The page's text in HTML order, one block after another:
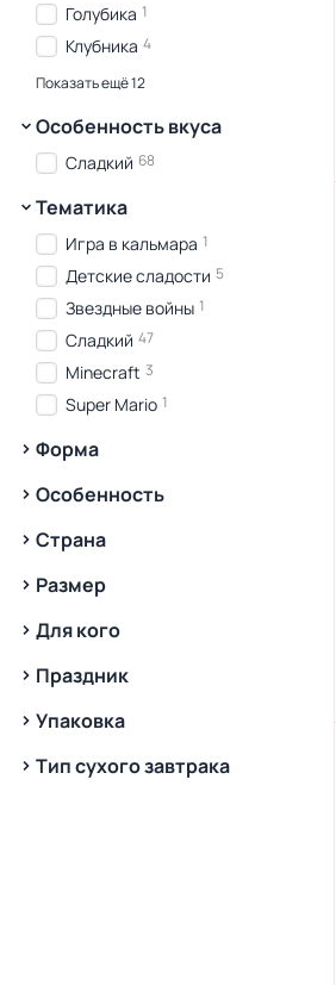
Голубика 1
Клубника 4
Кориця 2
Маршмеллоу 13
Мёд 1
Печиво
С кремом 1
С маршмеллоу 44
Фруктовый 2
Цукрова вата
Черника 1
Шоколад 8
Показать ещё 12
Особенность вкуса
Сладкий 68
Тематика
Игра в кальмара 1
Детские сладости 5
Звездные войны 1
Сладкий 47
Minecraft 3
Super Mario 1
Форма
Особенность
Страна
Размер
Для кого
Праздник
Упаковка
Тип сухого завтрака